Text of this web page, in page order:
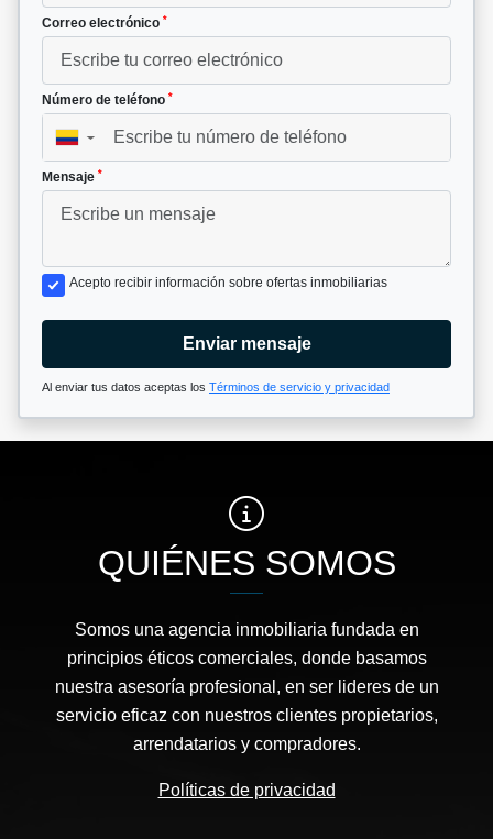
Correo electrónico *
Número de teléfono *
▼
Mensaje *
Acepto recibir información sobre ofertas inmobiliarias
Enviar mensaje
Al enviar tus datos aceptas los Términos de servicio y privacidad
QUIÉNES SOMOS
Somos una agencia inmobiliaria fundada en
principios éticos comerciales, donde basamos
nuestra asesoría profesional, en ser lideres de un
servicio eficaz con nuestros clientes propietarios,
arrendatarios y compradores.
Políticas de privacidad